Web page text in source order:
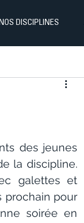
DISCIPLINES
des jeunes
la discipline.
galettes et
prochain pour
soirée en